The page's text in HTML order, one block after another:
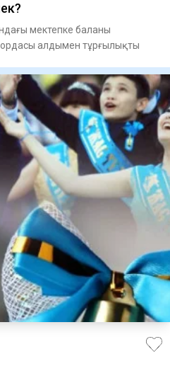
мектепке баланы
ордасы алдымен тұрғылықты